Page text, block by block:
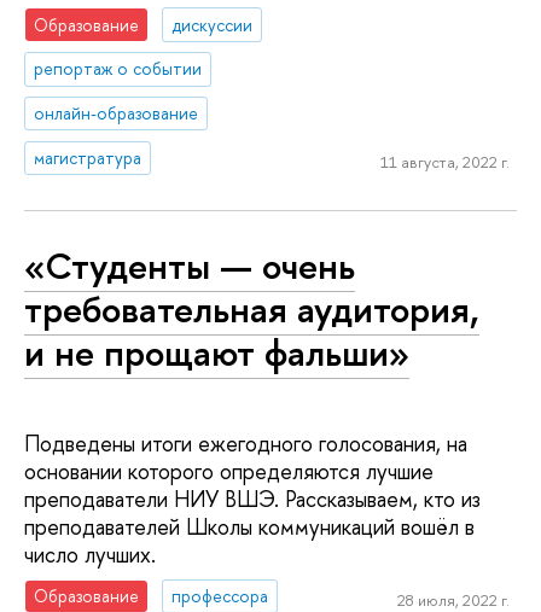
Образование
дискуссии
репортаж о событии
онлайн-образование
магистратура
11 августа, 2022 г.
«Студенты — очень
требовательная аудитория,
и не прощают фальши»
Подведены итоги ежегодного голосования, на
основании которого определяются лучшие
преподаватели НИУ ВШЭ. Рассказываем, кто из
преподавателей Школы коммуникаций вошёл в
число лучших.
Образование профессора 28 июля, 2022 г.